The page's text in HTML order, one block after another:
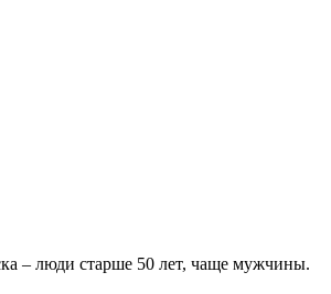
– люди старше 50 лет, чаще мужчины.